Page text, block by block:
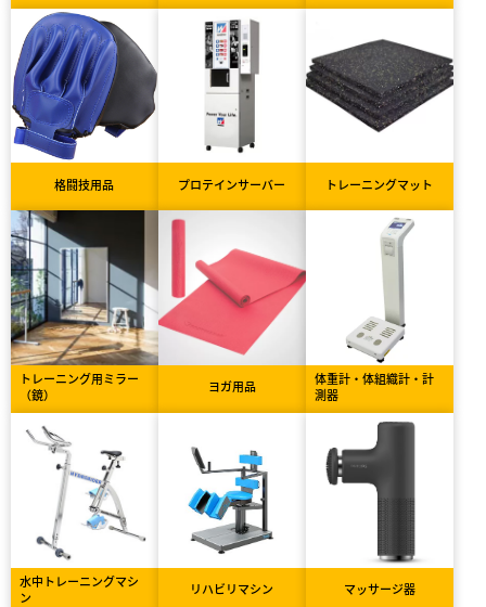
格闘技用品 プロテインサーバー トレーニングマット
トレーニング用ミラー
（鏡）
ヨガ用品
体重計・体組織計・計
測器
水中トレーニングマシ
ン
リハビリマシン マッサージ器